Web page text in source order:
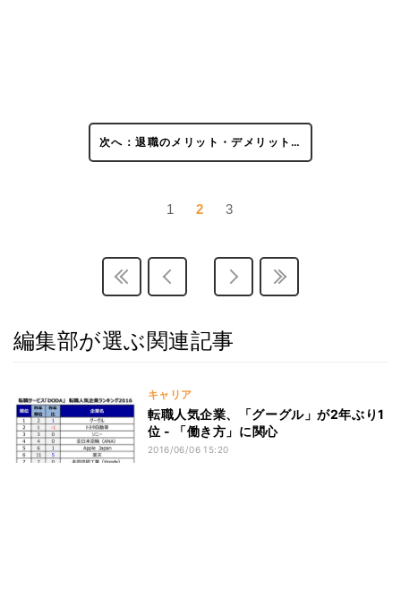
次へ：退職のメリット・デメリット…
1 2 3
編集部が選ぶ関連記事
キャリア
転職人気企業、「グーグル」が2年ぶり1
位 - 「働き方」に関心
2016/06/06 15:20